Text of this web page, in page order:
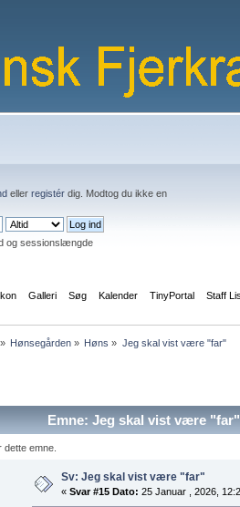
eller registér dig. Modtog du ikke en
og sessionslængde
Galleri Søg Kalender TinyPortal Staff
Hønsegården» Høns » Jeg skal vist være "far"
Emne: Jeg skal vist være
emne.
Sv: Jeg skal vist være "far"
« Svar #15 Dato: 25 Januar , 2026,